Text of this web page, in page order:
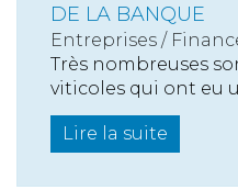
DE LA BANQUE
Entreprises /
Très nombreuses
viticoles qui ont eu
Lire la suite